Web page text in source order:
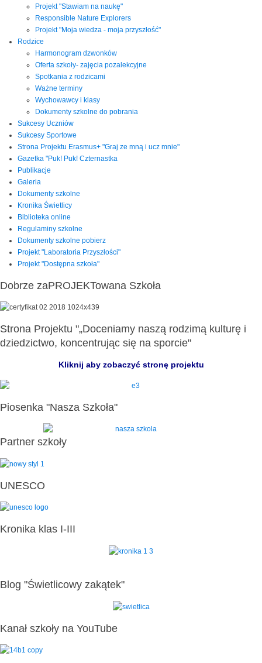
Projekt "Stawiam na naukę"
Responsible Nature Explorers
Projekt "Moja wiedza - moja przyszłość"
Rodzice
Harmonogram dzwonków
Oferta szkoły- zajęcia pozalekcyjne
Spotkania z rodzicami
Ważne terminy
Wychowawcy i klasy
Dokumenty szkolne do pobrania
Sukcesy Uczniów
Sukcesy Sportowe
Strona Projektu Erasmus+ "Graj ze mną i ucz mnie"
Gazetka "Puk! Puk! Czternastka
Publikacje
Galeria
Dokumenty szkolne
Kronika Świetlicy
Biblioteka online
Regulaminy szkolne
Dokumenty szkolne pobierz
Projekt "Laboratoria Przyszłości"
Projekt "Dostępna szkoła"
Dobrze zaPROJEKTowana Szkoła
Strona Projektu "„Doceniamy naszą rodzimą kulturę i
dziedzictwo, koncentrując się na sporcie"
Kliknij aby zobaczyć stronę projektu
Piosenka "Nasza Szkoła"
Partner szkoły
UNESCO
Kronika klas I-III
Blog "Świetlicowy zakątek"
Kanał szkoły na YouTube